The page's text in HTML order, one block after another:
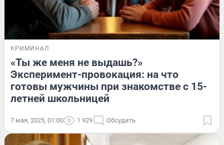
КРИМИНАЛ
«Ты же меня не выдашь?»
Эксперимент-провокация: на что
готовы мужчины при знакомстве с 15-
летней школьницей
7 мая, 2025, 01:00 1 929 Обсудить